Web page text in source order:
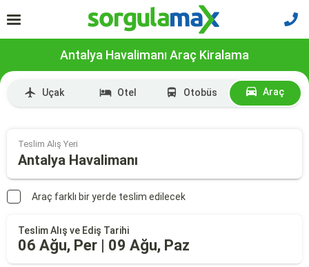
Antalya Havalimanı Araç Kiralama
Uçak Otel Otobüs Araç
Teslim Alış Yeri
Antalya Havalimanı
Araç farklı bir yerde teslim edilecek
Teslim Alış ve Ediş Tarihi
06 Ağu, Per | 09 Ağu, Paz